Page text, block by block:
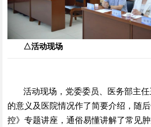
△活动现场
活动现场，党委委员、医务部主
的意义及医院情况作了简要介绍，随
控》专题讲座，通俗易懂讲解了常见肿